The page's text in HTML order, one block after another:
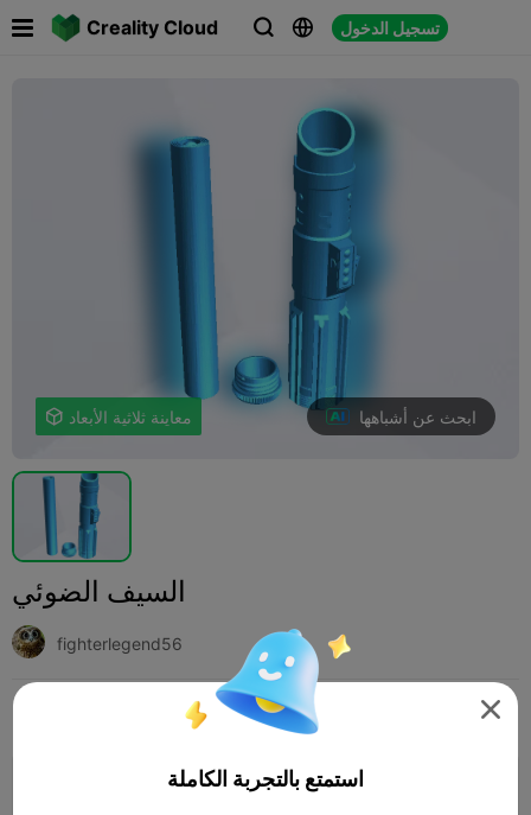
Creality Cloud   تسجيل الدخول
 معاينة ثلاثية الأبعاد ابحث عن أشباهها
السيف الضوئي
fighterlegend56
إضافة ألعاب  ألعاب لوحية وألعاب ورق 
إضافة إعدادات الطباعة

استمتع بالتجربة الكاملة